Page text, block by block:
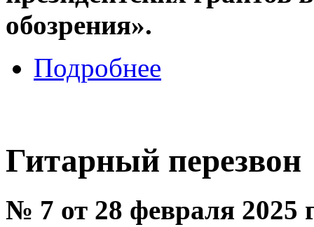
обозрения».
Подробнее
Гитарный перезвон
№ 7 от 28 февраля 2025